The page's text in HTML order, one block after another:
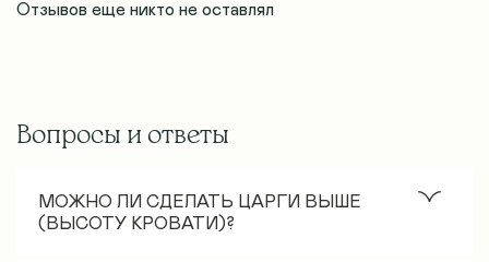
Отзывов еще никто не оставлял
Вопросы и ответы
МОЖНО ЛИ СДЕЛАТЬ ЦАРГИ ВЫШЕ
(ВЫСОТУ КРОВАТИ)?